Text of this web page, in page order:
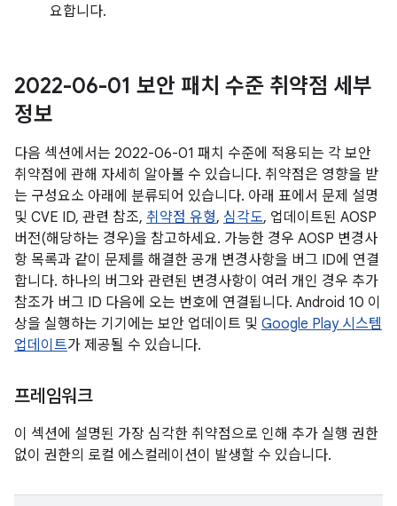
요합니다.
2022-06-01 보안 패치 수준 취약점 세부
정보
다음 섹션에서는 2022-06-01 패치 수준에 적용되는 각 보안
취약점에 관해 자세히 알아볼 수 있습니다. 취약점은 영향을 받
는 구성요소 아래에 분류되어 있습니다. 아래 표에서 문제 설명
및 CVE ID, 관련 참조, 취약점 유형, 심각도, 업데이트된 AOSP
버전(해당하는 경우)을 참고하세요. 가능한 경우 AOSP 변경사
항 목록과 같이 문제를 해결한 공개 변경사항을 버그 ID에 연결
합니다. 하나의 버그와 관련된 변경사항이 여러 개인 경우 추가
참조가 버그 ID 다음에 오는 번호에 연결됩니다. Android 10 이
상을 실행하는 기기에는 보안 업데이트 및 Google Play 시스템
업데이트가 제공될 수 있습니다.
프레임워크
이 섹션에 설명된 가장 심각한 취약점으로 인해 추가 실행 권한
없이 권한의 로컬 에스컬레이션이 발생할 수 있습니다.